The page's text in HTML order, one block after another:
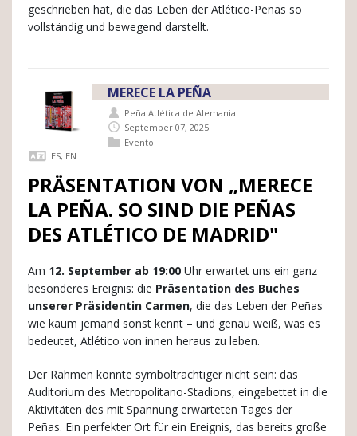
geschrieben hat, die das Leben der Atlético-Peñas so
vollständig und bewegend darstellt.
MERECE LA PEÑA
Peña Atlética de Alemania
September 07, 2025
Evento
ES, EN
PRÄSENTATION VON „MERECE
LA PEÑA. SO SIND DIE PEÑAS
DES ATLÉTICO DE MADRID"
Am 12. September ab 19:00 Uhr erwartet uns ein ganz
besonderes Ereignis: die Präsentation des Buches
unserer Präsidentin Carmen, die das Leben der Peñas
wie kaum jemand sonst kennt – und genau weiß, was es
bedeutet, Atlético von innen heraus zu leben.
Der Rahmen könnte symbolträchtiger nicht sein: das
Auditorium des Metropolitano-Stadions, eingebettet in die
Aktivitäten des mit Spannung erwarteten Tages der
Peñas. Ein perfekter Ort für ein Ereignis, das bereits große